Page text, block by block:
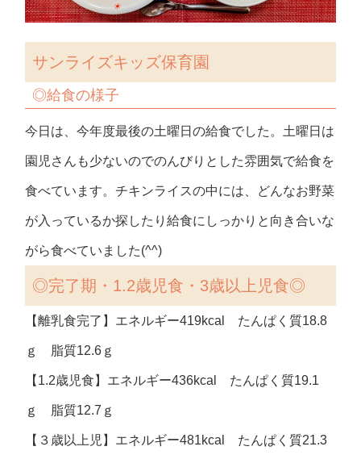
サンライズキッズ保育園
◎給食の様子
今日は、今年度最後の土曜日の給食でした。土曜日は
園児さんも少ないのでのんびりとした雰囲気で給食を
食べています。チキンライスの中には、どんなお野菜
が入っているか探したり給食にしっかりと向き合いな
がら食べていました(^^)
◎完了期・1.2歳児食・3歳以上児食◎
【離乳食完了】エネルギー419kcal たんぱく質18.8
ｇ 脂質12.6ｇ
【1.2歳児食】エネルギー436kcal たんぱく質19.1
ｇ 脂質12.7ｇ
【３歳以上児】エネルギー481kcal たんぱく質21.3